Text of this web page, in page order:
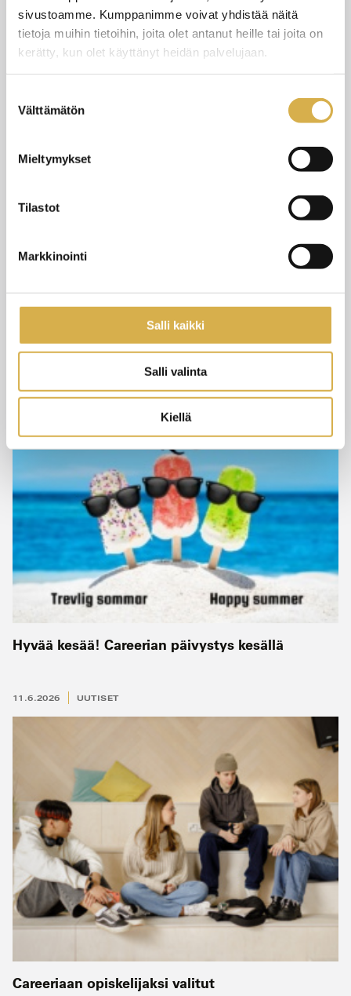
sivustoamme. Kumppanimme voivat yhdistää näitä
tietoja muihin tietoihin, joita olet antanut heille tai joita on
kerätty, kun olet käyttänyt heidän palvelujaan.
valinta
Välttämätön
Mieltymykset
Tilastot
Markkinointi
Salli kaikki
Salli valinta
Kiellä
UUTISET
Tervetuloa aloittamaan Careerian lukuvuosi
2026–2027!
Hyvää kesää! Careerian päivystys kesällä
11.6.2026 UUTISET
Careeriaan opiskelijaksi valitut